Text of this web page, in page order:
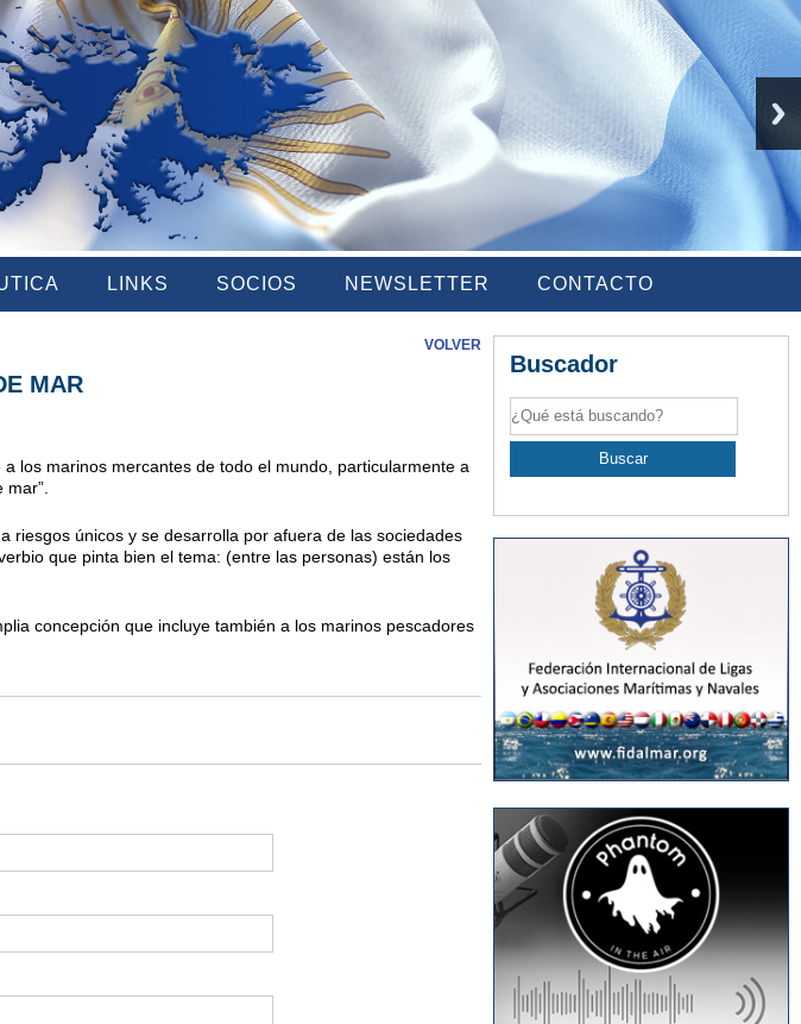
LINKS SOCIOS NEWSLETTER CONTACTO
VOLVER
MAR
los marinos mercantes de todo el mundo, particularmente a
mar”.
riesgos únicos y se desarrolla por afuera de las sociedades
que pinta bien el tema: (entre las personas) están los
concepción que incluye también a los marinos pescadores
Buscador